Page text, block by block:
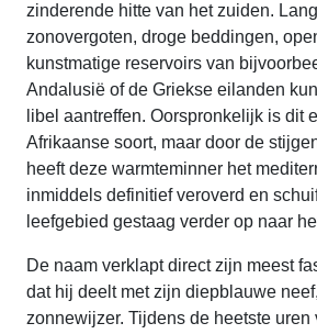
zinderende hitte van het zuiden.
zonovergoten, droge beddingen,
kunstmatige reservoirs van
Andalusië of de Griekse eilanden
libel aantreffen. Oorspronkelijk is dit
Afrikaanse soort, maar door de
heeft deze warmteminner het
inmiddels definitief veroverd en
leefgebied gestaag verder op naar
De naam verklapt direct zijn meest
dat hij deelt met zijn diepblauwe
zonnewijzer. Tijdens de heetste uren